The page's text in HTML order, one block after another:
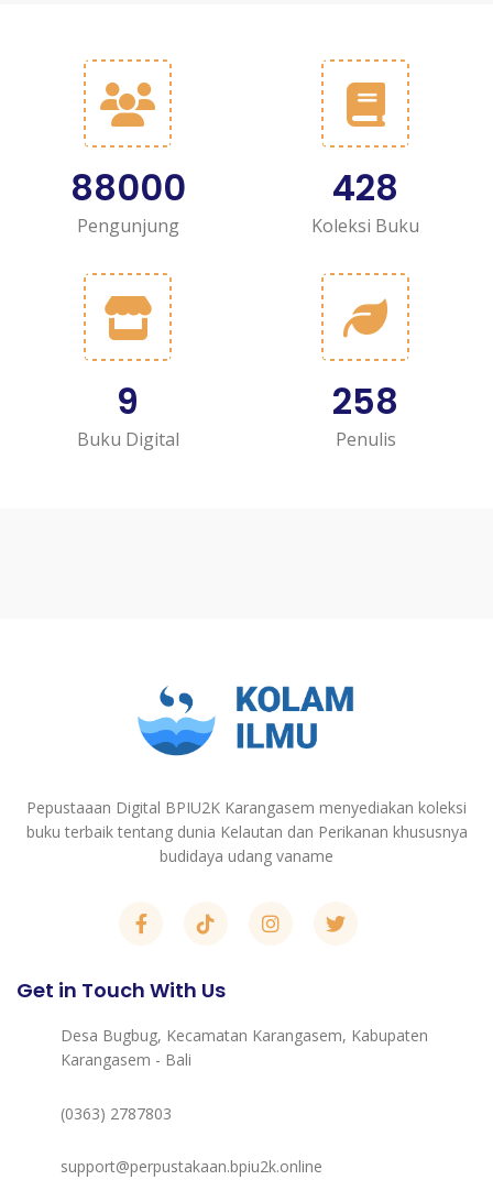
88000
Pengunjung
428
Koleksi Buku
9
Buku Digital
258
Penulis
Pepustaaan Digital BPIU2K Karangasem menyediakan koleksi
buku terbaik tentang dunia Kelautan dan Perikanan khususnya
budidaya udang vaname
Get in Touch With Us
Desa Bugbug, Kecamatan Karangasem, Kabupaten
Karangasem - Bali
(0363) 2787803
support@perpustakaan.bpiu2k.online